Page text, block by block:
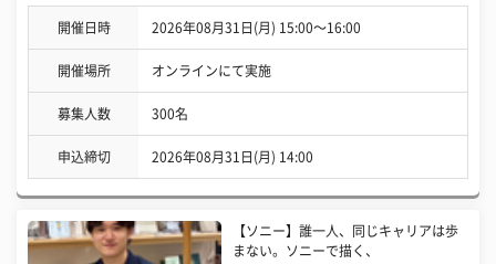
開催日時 2026年08月31日(月) 15:00〜16:00
開催場所 オンラインにて実施
募集人数 300名
申込締切 2026年08月31日(月) 14:00
【ソニー】誰一人、同じキャリアは歩
まない。ソニーで描く、